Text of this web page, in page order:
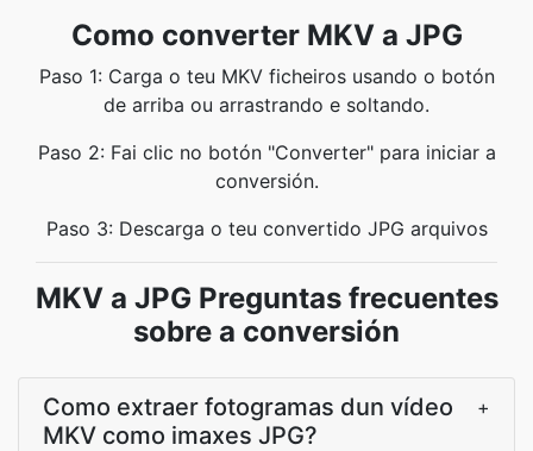
Como converter MKV a JPG
Paso 1: Carga o teu MKV ficheiros usando o botón
de arriba ou arrastrando e soltando.
Paso 2: Fai clic no botón "Converter" para iniciar a
conversión.
Paso 3: Descarga o teu convertido JPG arquivos
MKV a JPG Preguntas frecuentes
sobre a conversión
Como extraer fotogramas dun vídeo
MKV como imaxes JPG?
+